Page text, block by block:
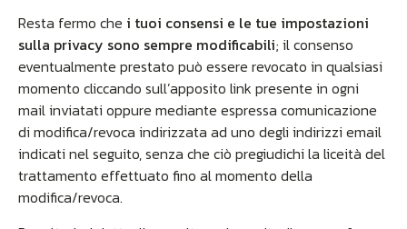
Resta fermo che i tuoi consensi e le tue impostazioni
sulla privacy sono sempre modificabili; il consenso
eventualmente prestato può essere revocato in qualsiasi
momento cliccando sull’apposito link presente in ogni
mail inviatati oppure mediante espressa comunicazione
di modifica/revoca indirizzata ad uno degli indirizzi email
indicati nel seguito, senza che ciò pregiudichi la liceità del
trattamento effettuato fino al momento della
modifica/revoca.